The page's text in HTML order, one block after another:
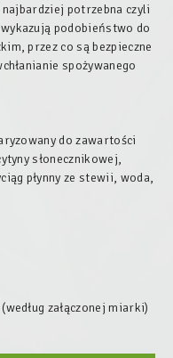
potrzebna czyli
podobieństwo do
przez co są bezpieczne
spożywanego
do zawartości
słonecznikowej,
płynny ze stewii, woda,
załączonej miarki)